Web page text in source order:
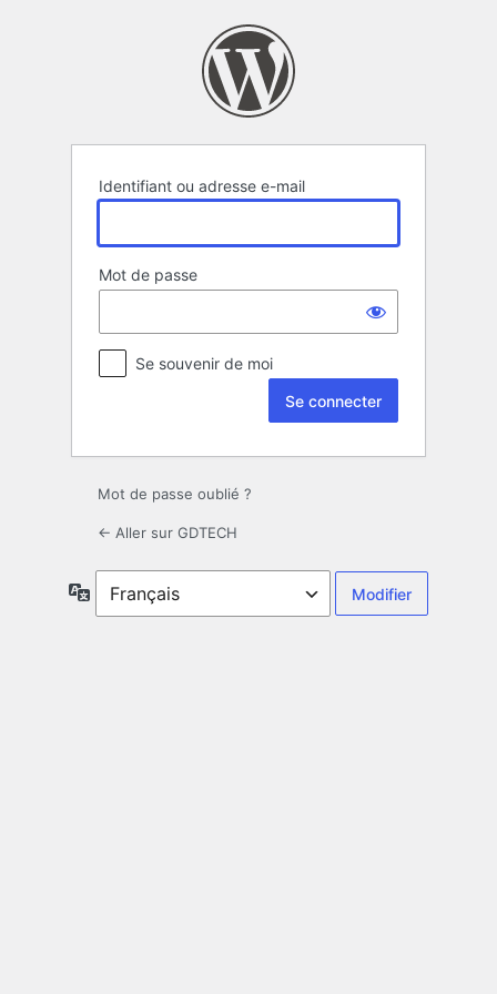
Identifiant ou adresse e-mail
Mot de passe
Se souvenir de moi
Mot de passe oublié ?
← Aller sur GDTECH
Langue